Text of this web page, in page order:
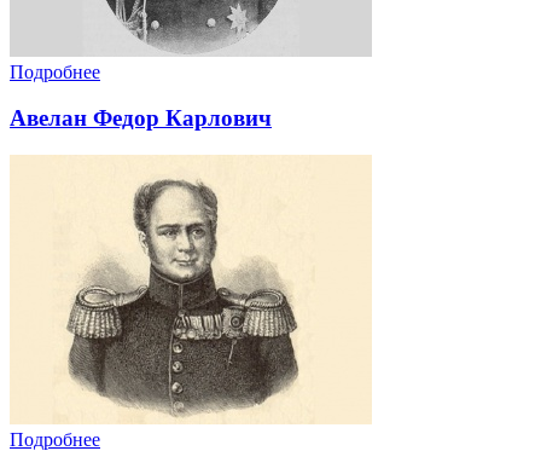
Подробнее
Авелан Федор Карлович
Подробнее